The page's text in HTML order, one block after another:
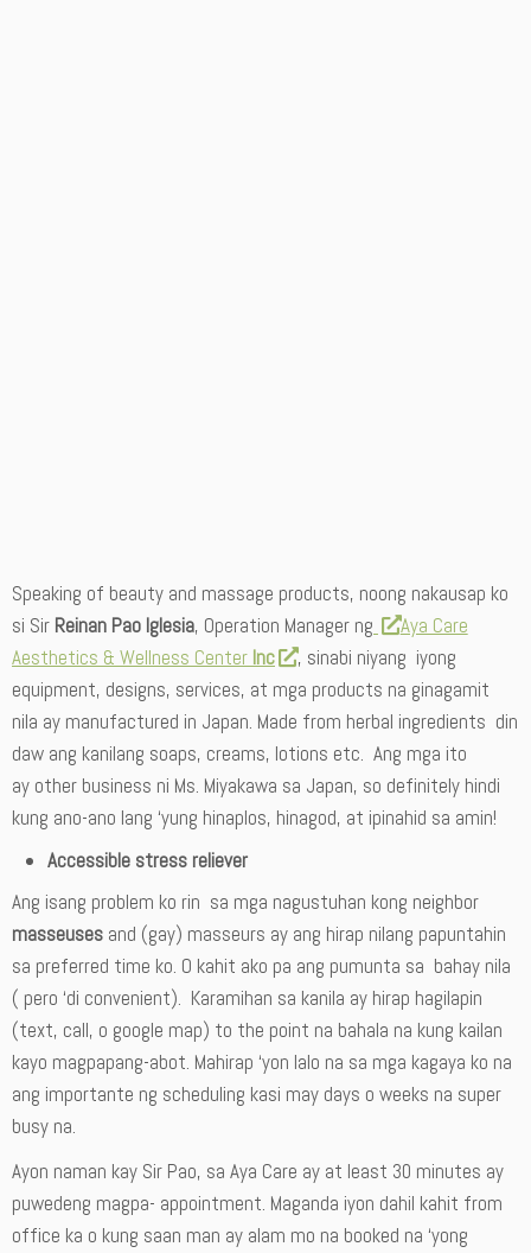
Speaking of beauty and massage products, noong nakausap ko
si Sir Reinan Pao Iglesia, Operation Manager ng
Aya Care
Aesthetics & Wellness Center Inc
, sinabi niyang iyong
equipment, designs, services, at mga products na ginagamit
nila ay manufactured in Japan. Made from herbal ingredients din
daw ang kanilang soaps, creams, lotions etc. Ang mga ito
ay other business ni Ms. Miyakawa sa Japan, so definitely hindi
kung ano-ano lang ‘yung hinaplos, hinagod, at ipinahid sa amin!
Accessible stress reliever
Ang isang problem ko rin sa mga nagustuhan kong neighbor
masseuses and (gay) masseurs ay ang hirap nilang papuntahin
sa preferred time ko. O kahit ako pa ang pumunta sa bahay nila
( pero ‘di convenient). Karamihan sa kanila ay hirap hagilapin
(text, call, o google map) to the point na bahala na kung kailan
kayo magpapang-abot. Mahirap ‘yon lalo na sa mga kagaya ko na
ang importante ng scheduling kasi may days o weeks na super
busy na.
Ayon naman kay Sir Pao, sa Aya Care ay at least 30 minutes ay
puwedeng magpa- appointment. Maganda iyon dahil kahit from
office ka o kung saan man ay alam mo na booked na ‘yong